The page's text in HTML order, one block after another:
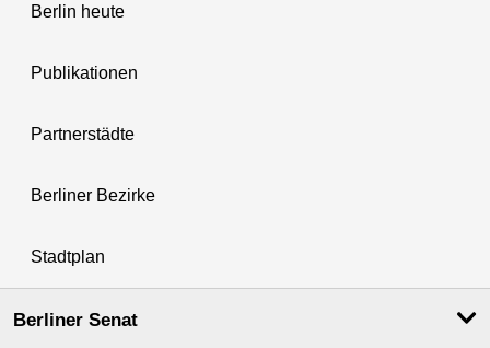
Berlin heute
Publikationen
Partnerstädte
Berliner Bezirke
Stadtplan
Berliner Senat